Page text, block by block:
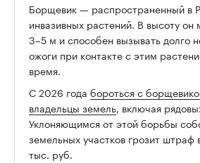
00:00
Борщевик — распространенный в
инвазивных растений. В высоту он
3–5 м и способен вызывать долго
ожоги при контакте с этим
время.
С 2026 года бороться с
владельцы земель, включая
Уклоняющимся от этой борьбы
земельных участков грозит штраф
тыс. руб.